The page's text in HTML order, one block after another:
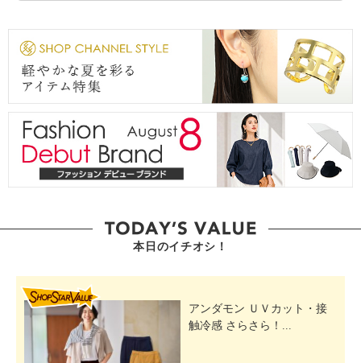
本日のイチオシ！
アンダモン ＵＶカット・接
触冷感 さらさら！...